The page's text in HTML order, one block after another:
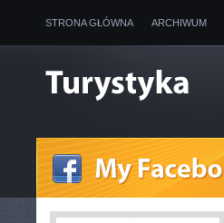
STRONA GŁÓWNA ARCHIWUM